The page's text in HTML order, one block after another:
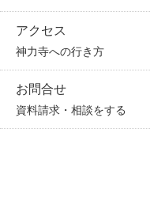
アクセス
神力寺への行き方
お問合せ
資料請求・相談をする